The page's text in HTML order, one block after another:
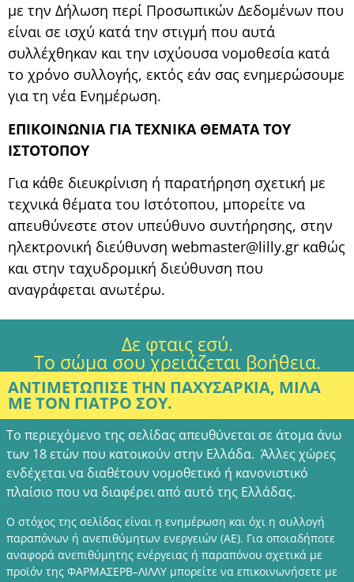
με την Δήλωση περί Προσωπικών Δεδομένων που
είναι σε ισχύ κατά την στιγμή που αυτά
συλλέχθηκαν και την ισχύουσα νομοθεσία κατά
το χρόνο συλλογής, εκτός εάν σας ενημερώσουμε
για τη νέα Ενημέρωση.
ΕΠΙΚΟΙΝΩΝΙΑ ΓΙΑ ΤΕΧΝΙΚΑ ΘΕΜΑΤΑ ΤΟΥ
ΙΣΤΟΤΟΠΟΥ
Για κάθε διευκρίνιση ή παρατήρηση σχετική με
τεχνικά θέματα του Ιστότοπου, μπορείτε να
απευθύνεστε στον υπεύθυνο συντήρησης, στην
ηλεκτρονική διεύθυνση webmaster@lilly.gr καθώς
και στην ταχυδρομική διεύθυνση που
αναγράφεται ανωτέρω.
Δε φταις εσύ.
Το σώμα σου χρειάζεται βοήθεια.
ΑΝΤΙΜΕΤΩΠΙΣΕ ΤΗΝ ΠΑΧΥΣΑΡΚΙΑ, ΜΙΛΑ
ΜΕ ΤΟΝ ΓΙΑΤΡΟ ΣΟΥ.
Το περιεχόμενο της σελίδας απευθύνεται σε άτομα άνω
των 18 ετών που κατοικούν στην Ελλάδα. Άλλες χώρες
ενδέχεται να διαθέτουν νομοθετικό ή κανονιστικό
πλαίσιο που να διαφέρει από αυτό της Ελλάδας.
Ο στόχος της σελίδας είναι η ενημέρωση και όχι η συλλογή
παραπόνων ή ανεπιθύμητων ενεργειών (ΑΕ). Για οποιαδήποτε
αναφορά ανεπιθύμητης ενέργειας ή παραπόνου σχετικά με
προϊόν της ΦΑΡΜΑΣΕΡΒ–ΛΙΛΛΥ μπορείτε να επικοινωνήσετε με